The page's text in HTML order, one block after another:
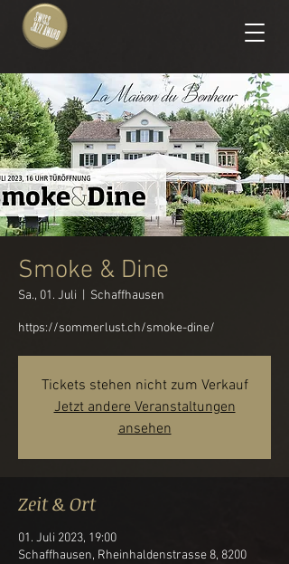
Smoke & Dine
Sa., 01. Juli Schaffhausen
https://sommerlust.ch/smoke-dine/
Tickets stehen nicht zum Verkauf
Jetzt andere Veranstaltungen
ansehen
Zeit & Ort
01. Juli 2023, 19:00
Schaffhausen, Rheinhaldenstrasse 8, 8200